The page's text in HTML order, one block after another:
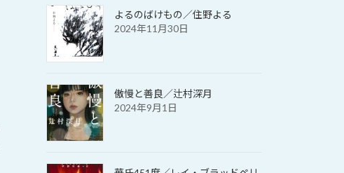
よるのばけもの／住野よる
2024年11月30日
傲慢と善良／辻村深月
2024年9月1日